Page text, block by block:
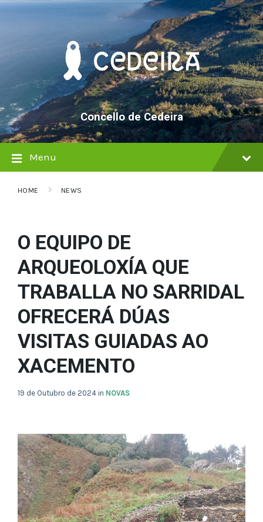
Skip
Skip
Skip
Concello de Cedeira
Menu
HOME NEWS
O EQUIPO DE
ARQUEOLOXÍA QUE
TRABALLA NO SARRIDAL
OFRECERÁ DÚAS
VISITAS GUIADAS AO
XACEMENTO
19 de Outubro de 2024 in NOVAS